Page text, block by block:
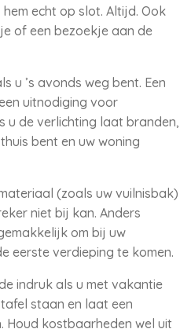
echt op slot. Altijd. Ook
of een bezoekje aan de
u ’s avonds weg bent. Een
uitnodiging voor
u de verlichting laat branden,
bent en uw woning
(zoals uw vuilnisbak)
niet bij kan. Anders
om bij uw
eerste verdieping te komen.
indruk als u met vakantie
staan en laat een
Houd kostbaarheden wel uit